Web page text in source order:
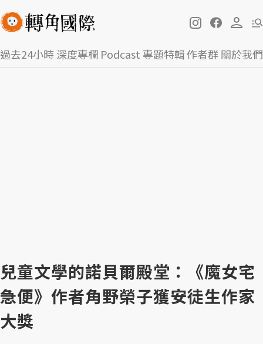
過去24小時深度專欄 Podcast 專題特輯作者群關於我們
兒童文學的諾貝爾殿堂：《魔女宅
急便》作者角野榮子獲安徒生作家
大獎